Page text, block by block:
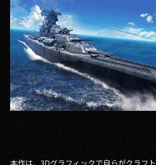
美少女図鑑
イベント
タテドラ
その他事業
CONTACT
PRIVACY POLICY